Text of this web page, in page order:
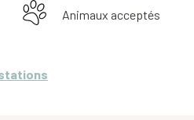
Animaux acceptés